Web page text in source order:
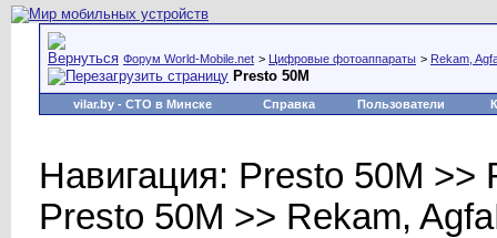
Форум World-Mobile.net > Цифровые фотоаппараты > Rekam,
Presto 50M
vilar.by - СТО в Минске Справка Пользователи
Навигация: Presto 50M >>
Presto 50M >> Rekam,